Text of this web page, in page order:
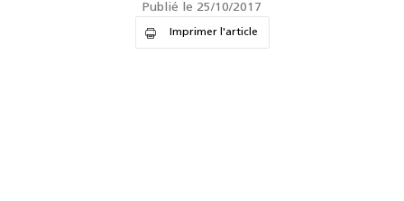
Publié le 25/10/2017
Imprimer l'article